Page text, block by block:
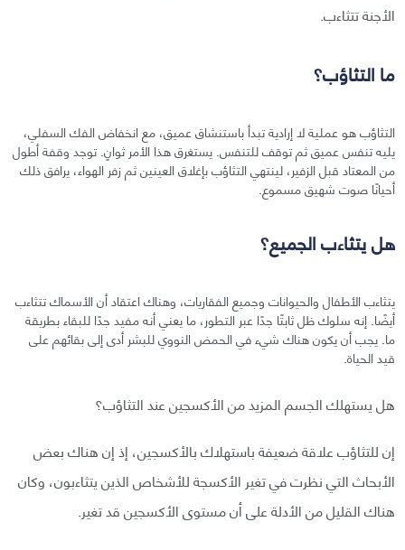
الأجنة تتثاءب.
ما التثاؤب؟
التثاؤب هو عملية لا إرادية تبدأ باستنشاق عميق، مع انخفاض الفك السفلي،
يليه تنفس عميق ثم توقف للتنفس. يستغرق هذا الأمر ثوانٍ. توجد وقفة أطول
من المعتاد قبل الزفير، لينتهي التثاؤب بإغلاق العينين ثم زفر الهواء، يرافق ذلك
أحيانًا صوت شهيق مسموع.
هل يتثاءب الجميع؟
يتثاءب الأطفال والحيوانات وجميع الفقاريات، وهناك اعتقاد أن الأسماك تتثاءب
أيضًا. إنه سلوك ظل ثابتًا جدًا عبر التطور، ما يعني أنه مفيد جدًا للبقاء بطريقة
ما. يجب أن يكون هناك شيء في الحمض النووي للبشر أدى إلى بقائهم على
قيد الحياة.
هل يستهلك الجسم المزيد من الأكسجين عند التثاؤب؟
إن للتثاؤب علاقة ضعيفة باستهلاك بالأكسجين، إذ إن هناك بعض
الأبحاث التي نظرت في تغير الأكسجة للأشخاص الذين يتثاءبون، وكان
هناك القليل من الأدلة على أن مستوى الأكسجين قد تغير.